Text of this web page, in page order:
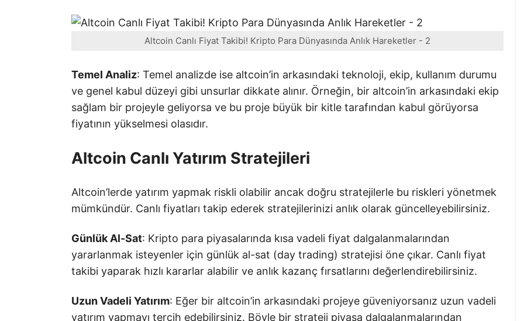
Altcoin Canlı Fiyat Takibi! Kripto Para Dünyasında Anlık Hareketler - 2
Temel Analiz: Temel analizde ise altcoin’in arkasındaki teknoloji, ekip, kullanım durumu
ve genel kabul düzeyi gibi unsurlar dikkate alınır. Örneğin, bir altcoin’in arkasındaki ekip
sağlam bir projeyle geliyorsa ve bu proje büyük bir kitle tarafından kabul görüyorsa
fiyatının yükselmesi olasıdır.
Altcoin Canlı Yatırım Stratejileri
Altcoin’lerde yatırım yapmak riskli olabilir ancak doğru stratejilerle bu riskleri yönetmek
mümkündür. Canlı fiyatları takip ederek stratejilerinizi anlık olarak güncelleyebilirsiniz.
Günlük Al-Sat: Kripto para piyasalarında kısa vadeli fiyat dalgalanmalarından
yararlanmak isteyenler için günlük al-sat (day trading) stratejisi öne çıkar. Canlı fiyat
takibi yaparak hızlı kararlar alabilir ve anlık kazanç fırsatlarını değerlendirebilirsiniz.
Uzun Vadeli Yatırım: Eğer bir altcoin’in arkasındaki projeye güveniyorsanız uzun vadeli
yatırım yapmayı tercih edebilirsiniz. Böyle bir strateji piyasa dalgalanmalarından